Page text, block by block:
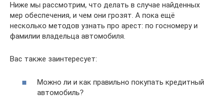
Ниже мы рассмотрим, что делать в случае найденных
мер обеспечения, и чем они грозят. А пока ещё
несколько методов узнать про арест: по госномеру и
фамилии владельца автомобиля.
Вас также заинтересует:
Можно ли и как правильно покупать кредитный
автомобиль?